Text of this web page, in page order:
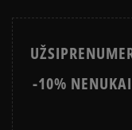
-10%